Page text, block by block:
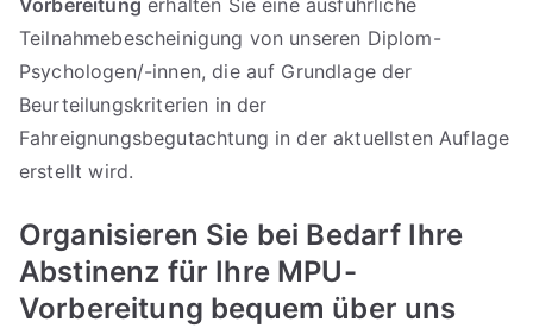
Vorbereitung erhalten Sie eine ausführliche
Teilnahmebescheinigung von unseren Diplom-
Psychologen/-innen, die auf Grundlage der
Beurteilungskriterien in der
Fahreignungsbegutachtung in der aktuellsten Auflage
erstellt wird.
Organisieren Sie bei Bedarf Ihre
Abstinenz für Ihre MPU-
Vorbereitung bequem über uns